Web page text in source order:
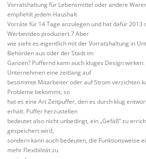
Vorratshaltung für Lebensmittel oder andere
empfiehlt jedem Haushalt
Vorräte für 14 Tage anzulegen und hat dafür 2013
Werbevideo produziert.7 Aber
wie sieht es eigentlich mit der Vorratshaltung in
Behörden aus oder der Stadt im
Ganzen? Puffernd kann auch kluges Design
Unternehmen eine zeitlang auf
bestimmte Mitarbeiter oder auf Strom verzichten
Probleme bekommt, so
hat es eine Art Zeitpuffer, den es durch klug
erhält. Puffer herzustellen
bedeutet also nicht unbedingt, ein „Gefäß“ zu
gespeichert wird,
sondern kann auch bedeuten, die Funktionsweise
mehr Flexibilität zu